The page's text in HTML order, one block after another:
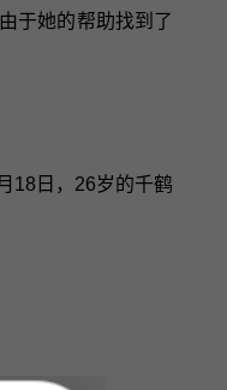
于她的帮助找到了
18日，26岁的千鹤